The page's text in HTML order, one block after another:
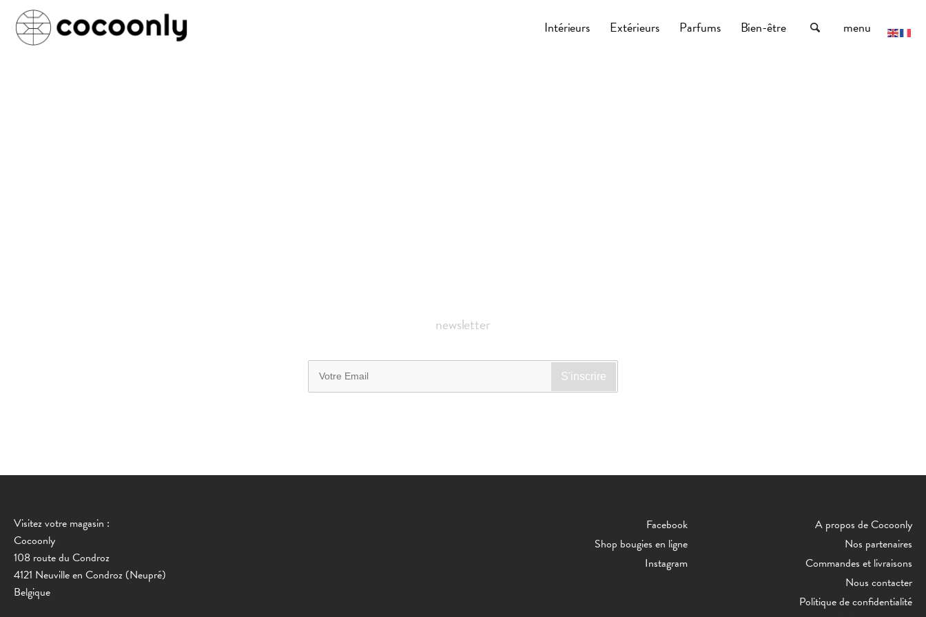
Intérieurs Extérieurs Parfums Bien-être menu
newsletter
Visitez votre magasin :
Cocoonly
108 route du Condroz
4121 Neuville en Condroz (Neupré)
Belgique
Facebook
Shop bougies en ligne
Instagram
A propos de Cocoonly
Nos partenaires
Commandes et livraisons
Nous contacter
Politique de confidentialité